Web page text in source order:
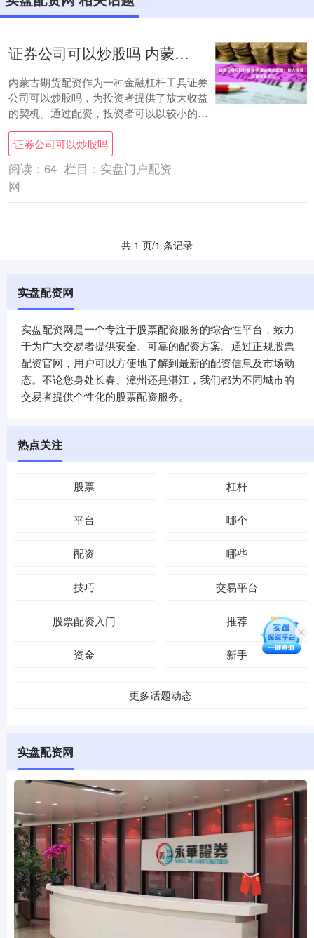
证券公司可以炒股吗 内蒙古期货配资：助力投资，把握财富先机
内蒙古期货配资作为一种金融杠杆工具证券
公司可以炒股吗，为投资者提供了放大收益
的契机。通过配资，投资者可以以较小的本
金撬动更大的资金，从而提升投资收益率。
3. ....
证券公司可以炒股吗
阅读： 64 栏目： 实盘门户配资
网
共 1 页/1 条记录
实盘配资网
实盘配资网是一个专注于股票配资服务的综合性平台，致力
于为广大交易者提供安全、可靠的配资方案。通过正规股票
配资官网，用户可以方便地了解到最新的配资信息及市场动
态。不论您身处长春、漳州还是湛江，我们都为不同城市的
交易者提供个性化的股票配资服务。
热点关注
股票 杠杆
平台 哪个
配资 哪些
技巧 交易平台
股票配资入门 推荐
资金 新手
更多话题动态
实盘配资网